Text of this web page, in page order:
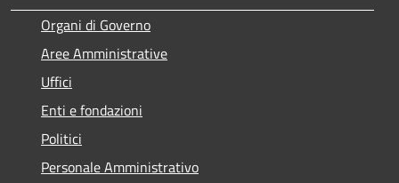
Organi di Governo
Aree Amministrative
Uffici
Enti e fondazioni
Politici
Personale Amministrativo